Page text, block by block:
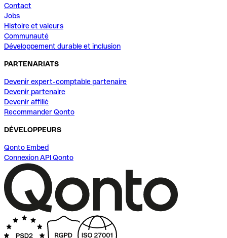
Contact
Jobs
Histoire et valeurs
Communauté
Développement durable et inclusion
PARTENARIATS
Devenir expert-comptable partenaire
Devenir partenaire
Devenir affilié
Recommander Qonto
DÉVELOPPEURS
Qonto Embed
Connexion API Qonto